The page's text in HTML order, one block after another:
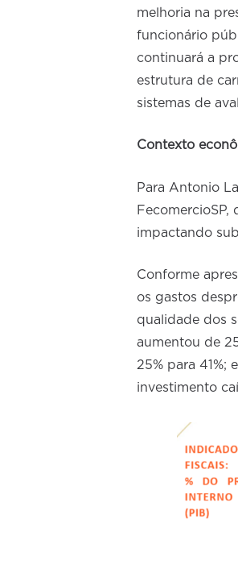
melhoria na
funcionário
continuará a
estrutura de
sistemas de
Contexto
Para Antonio
FecomercioSP,
impactando
Conforme
os gastos
qualidade dos
aumentou de
25% para 41%;
investimento